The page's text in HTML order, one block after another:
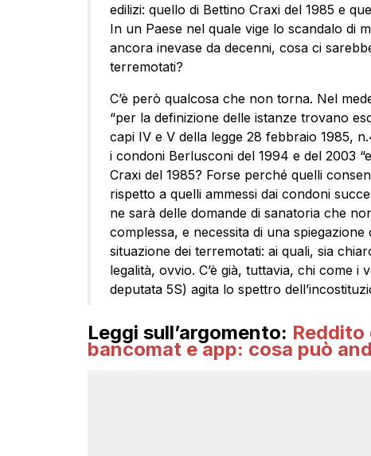
edilizi: quello di Bettino Craxi del 1985 e
In un Paese nel quale vige lo scandalo di
ancora inevase da decenni, cosa ci
terremotati?
C’è però qualcosa che non torna. Nel
“per la definizione delle istanze trovano
capi IV e V della legge 28 febbraio 1985,
i condoni Berlusconi del 1994 e del 2003
Craxi del 1985? Forse perché quelli
rispetto a quelli ammessi dai condoni
ne sarà delle domande di sanatoria che
complessa, e necessita di una
situazione dei terremotati: ai quali, sia
legalità, ovvio. C’è già, tuttavia, chi come
deputata 5S) agita lo spettro
Leggi sull’argomento:
bancomat e app: cosa può